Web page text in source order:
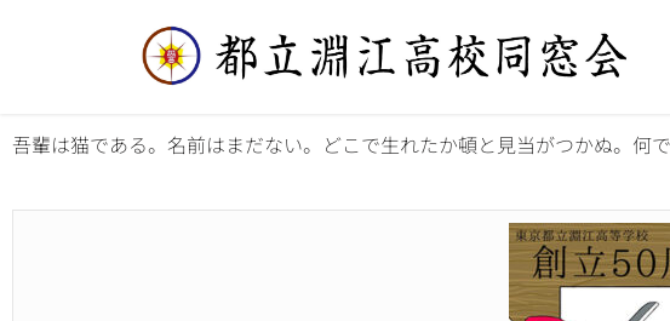
吾輩は猫である。名前はまだない。どこで生れたか頓と見当がつかぬ。何